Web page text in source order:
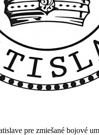
pre zmiešané bojové